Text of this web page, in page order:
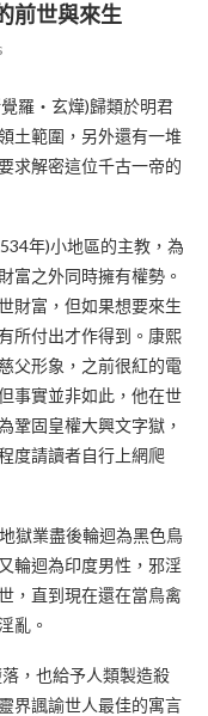
前世與來生
羅‧玄燁)歸類於明君
土範圍，另外還有一堆
求解密這位千古一帝的
年)小地區的主教，為
富之外同時擁有權勢。
財富，但如果想要來生
所付出才作得到。康熙
父形象，之前很紅的電
事實並非如此，他在世
鞏固皇權大興文字獄，
度請讀者自行上網爬
獄業盡後輪迴為黑色鳥
輪迴為印度男性，邪淫
，直到現在還在當鳥禽
亂。
，也給予人類製造殺
界諷諭世人最佳的寓言